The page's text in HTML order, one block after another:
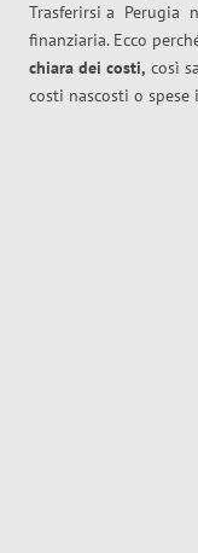
Trasferirsi a Perugia
finanziaria. Ecco
chiara dei costi, così
costi nascosti o spese